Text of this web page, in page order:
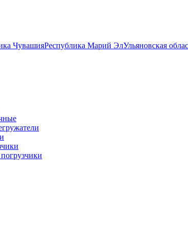
ЧувашияРеспублика Марий ЭлУльяновская